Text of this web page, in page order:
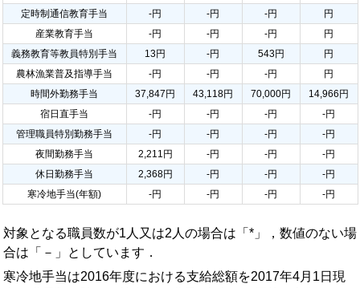
定時制通信教育手当
-円 -円 -円
円
産業教育手当
-円 -円 -円
円
義務教育等教員特別手当
13円 -円 543円
円
農林漁業普及指導手当
-円 -円 -円
円
時間外勤務手当
37,847円 43,118円 70,000円
14,966円
宿日直手当
-円 -円 -円
-円
管理職員特別勤務手当
-円 -円 -円
-円
夜間勤務手当
2,211円 -円 -円
-円
休日勤務手当
2,368円 -円 -円
-円
寒冷地手当(年額)
-円 -円 -円 -円
対象となる職員数が1人又は2人の場合は「*」，数値のない場
合は「－」としています．
寒冷地手当は2016年度における支給総額を2017年4月1日現